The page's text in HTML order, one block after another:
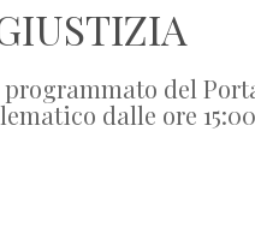
del
dalle ore